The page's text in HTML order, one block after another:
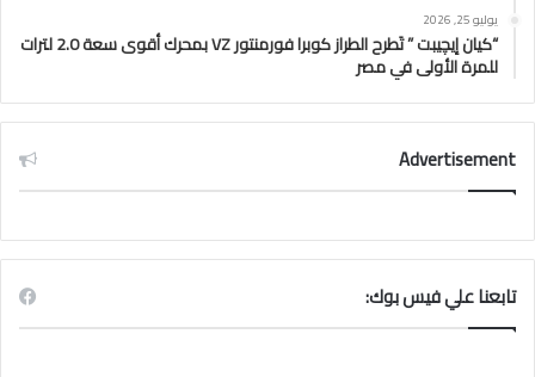
يوليو 25, 2026
“كيان إيچيبت ” تَطرح الطراز كوبرا فورمنتور VZ بمحرك أقوى سعة 2.0 لترات
للمرة الأولى في مصر
Advertisement
تابعنا علي فيس بوك: